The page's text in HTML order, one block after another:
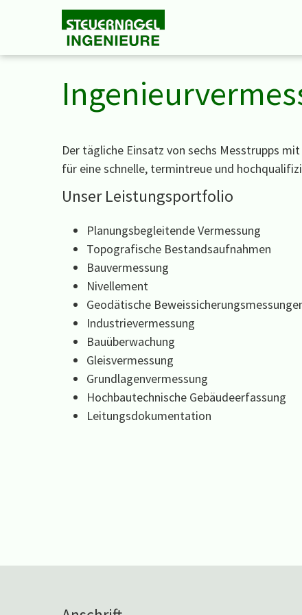
Der tägliche Einsatz von sechs Messtrupps
für eine schnelle, termintreue und
Unser Leistungsportfolio
Planungsbegleitende Vermessung
Topografische Bestandsaufnahmen
Bauvermessung
Nivellement
Geodätische
Industrievermessung
Bauüberwachung
Gleisvermessung
Grundlagenvermessung
Hochbautechnische Gebäudeerfassung
Leitungsdokumentation